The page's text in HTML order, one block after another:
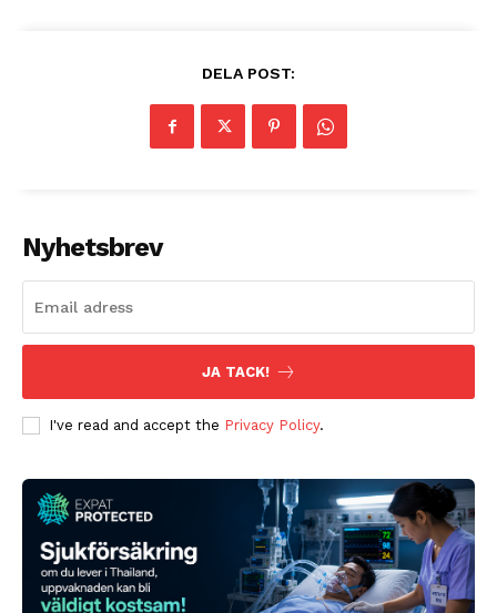
DELA POST:
Nyhetsbrev
JA TACK!
I've read and accept the Privacy Policy.